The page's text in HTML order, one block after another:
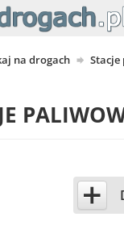
na drogach
+